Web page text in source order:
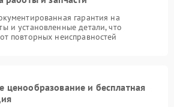
гарантия на
и установленные детали, что
повторных неисправностей
ценообразование и бесплатная